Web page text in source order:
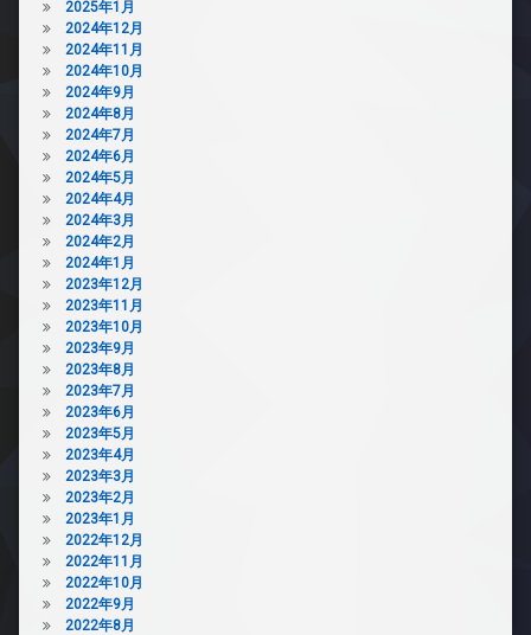
2025年1月
2024年12月
2024年11月
2024年10月
2024年9月
2024年8月
2024年7月
2024年6月
2024年5月
2024年4月
2024年3月
2024年2月
2024年1月
2023年12月
2023年11月
2023年10月
2023年9月
2023年8月
2023年7月
2023年6月
2023年5月
2023年4月
2023年3月
2023年2月
2023年1月
2022年12月
2022年11月
2022年10月
2022年9月
2022年8月